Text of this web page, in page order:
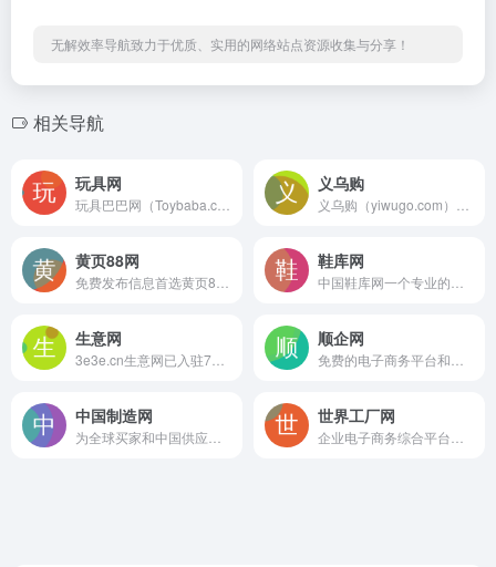
无解效率导航致力于优质、实用的网络站点资源收集与分享！
相关导航
玩具网 义乌购
黄页88网 鞋库网
生意网 顺企网
中国制造网 世界工厂网